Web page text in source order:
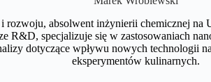
rozwoju, absolwent inżynierii chemicznej
R&D, specjalizuje się w zastosowaniach
dotyczące wpływu nowych technologii
eksperymentów kulinarnych.